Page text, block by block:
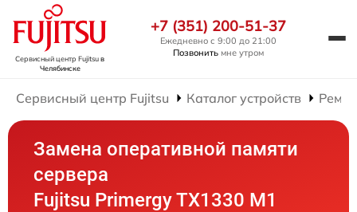
Сервисный центр Fujitsuв
Челябинске
+7 (351) 200-51-37
Ежедневно с 9:00 до 21:00
Позвонить мне утром
Сервисный центр Fujitsu Каталог устройств
Замена оперативной памяти
сервера
Fujitsu Primergy TX1330 M1